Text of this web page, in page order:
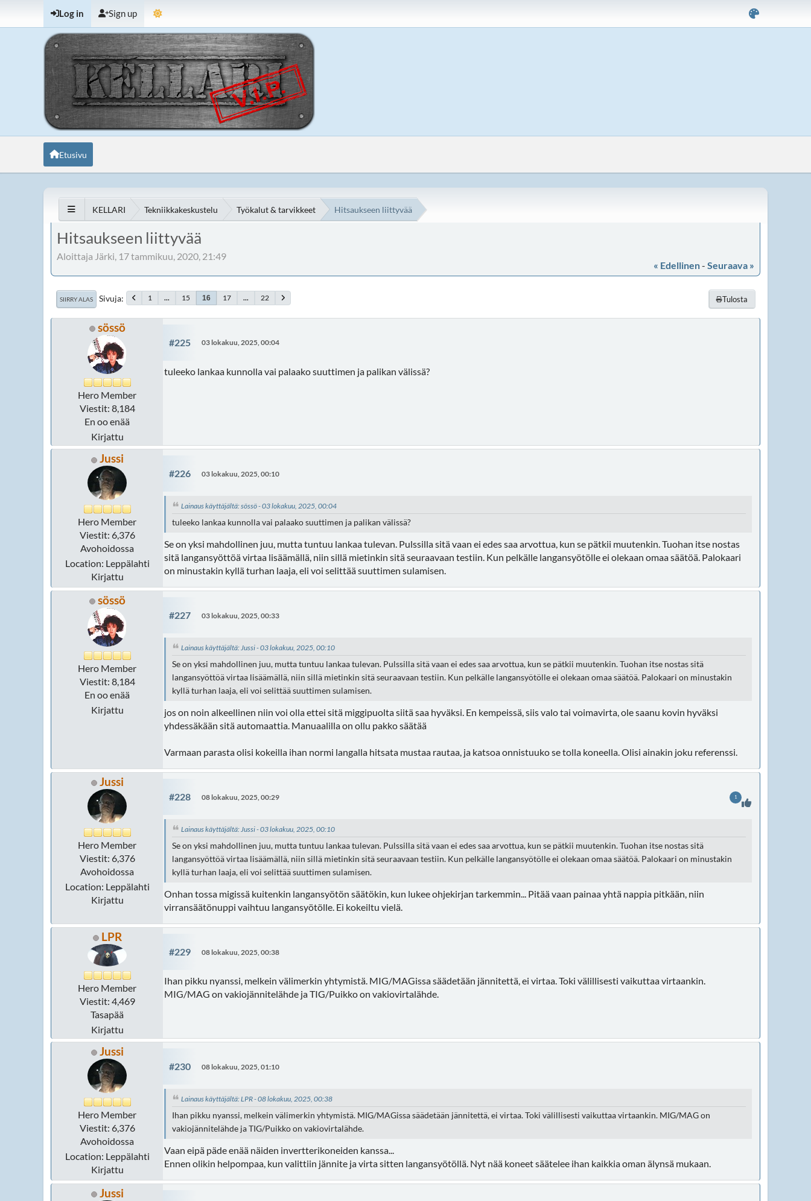
Log in Sign up
Etusivu
KELLARI Tekniikkakeskustelu Työkalut & tarvikkeet Hitsaukseen liittyvää
Hitsaukseen liittyvää
Aloittaja Järki, 17 tammikuu, 2020, 21:49
« Edellinen- Seuraava »
Tulosta
SIIRRY ALAS Sivuja 1 ... 15 16 17 ... 22
sössö
Hero Member
Viestit: 8,184
En oo enää
Kirjattu
#225 03 lokakuu, 2025, 00:04
tuleeko lankaa kunnolla vai palaako suuttimen ja palikan välissä?
Jussi
Hero Member
Viestit: 6,376
Avohoidossa
Location: Leppälahti
Kirjattu
#226 03 lokakuu, 2025, 00:10
Lainaus käyttäjältä: sössö - 03 lokakuu, 2025, 00:04
tuleeko lankaa kunnolla vai palaako suuttimen ja palikan välissä?
Se on yksi mahdollinen juu, mutta tuntuu lankaa tulevan. Pulssilla sitä vaan ei edes saa arvottua, kun se pätkii muutenkin. Tuohan itse nostas
sitä langansyöttöä virtaa lisäämällä, niin sillä mietinkin sitä seuraavaan testiin. Kun pelkälle langansyötölle ei olekaan omaa säätöä. Palokaari
on minustakin kyllä turhan laaja, eli voi selittää suuttimen sulamisen.
sössö
Hero Member
Viestit: 8,184
En oo enää
Kirjattu
#227 03 lokakuu, 2025, 00:33
Lainaus käyttäjältä: Jussi - 03 lokakuu, 2025, 00:10
Se on yksi mahdollinen juu, mutta tuntuu lankaa tulevan. Pulssilla sitä vaan ei edes saa arvottua, kun se pätkii muutenkin. Tuohan itse nostas sitä
langansyöttöä virtaa lisäämällä, niin sillä mietinkin sitä seuraavaan testiin. Kun pelkälle langansyötölle ei olekaan omaa säätöä. Palokaari on minustakin
kyllä turhan laaja, eli voi selittää suuttimen sulamisen.
jos on noin alkeellinen niin voi olla ettei sitä miggipuolta siitä saa hyväksi. En kempeissä, siis valo tai voimavirta, ole saanu kovin hyväksi
yhdessäkään sitä automaattia. Manuaalilla on ollu pakko säätää
Varmaan parasta olisi kokeilla ihan normi langalla hitsata mustaa rautaa, ja katsoa onnistuuko se tolla koneella. Olisi ainakin joku referenssi.
Jussi
Hero Member
Viestit: 6,376
Avohoidossa
Location: Leppälahti
Kirjattu
#228 08 lokakuu, 2025, 00:29
Lainaus käyttäjältä: Jussi - 03 lokakuu, 2025, 00:10
Se on yksi mahdollinen juu, mutta tuntuu lankaa tulevan. Pulssilla sitä vaan ei edes saa arvottua, kun se pätkii muutenkin. Tuohan itse nostas sitä
langansyöttöä virtaa lisäämällä, niin sillä mietinkin sitä seuraavaan testiin. Kun pelkälle langansyötölle ei olekaan omaa säätöä. Palokaari on minustakin
kyllä turhan laaja, eli voi selittää suuttimen sulamisen.
Onhan tossa migissä kuitenkin langansyötön säätökin, kun lukee ohjekirjan tarkemmin... Pitää vaan painaa yhtä nappia pitkään, niin
virransäätönuppi vaihtuu langansyötölle. Ei kokeiltu vielä.
1
LPR
Hero Member
Viestit: 4,469
Tasapää
Kirjattu
#229 08 lokakuu, 2025, 00:38
Ihan pikku nyanssi, melkein välimerkin yhtymistä. MIG/MAGissa säädetään jännitettä, ei virtaa. Toki välillisesti vaikuttaa virtaankin.
MIG/MAG on vakiojännitelähde ja TIG/Puikko on vakiovirtalähde.
Jussi
Hero Member
Viestit: 6,376
Avohoidossa
Location: Leppälahti
Kirjattu
#230 08 lokakuu, 2025, 01:10
Lainaus käyttäjältä: LPR - 08 lokakuu, 2025, 00:38
Ihan pikku nyanssi, melkein välimerkin yhtymistä. MIG/MAGissa säädetään jännitettä, ei virtaa. Toki välillisesti vaikuttaa virtaankin. MIG/MAG on
vakiojännitelähde ja TIG/Puikko on vakiovirtalähde.
Vaan eipä päde enää näiden invertterikoneiden kanssa...
Ennen olikin helpompaa, kun valittiin jännite ja virta sitten langansyötöllä. Nyt nää koneet säätelee ihan kaikkia oman älynsä mukaan.
Jussi